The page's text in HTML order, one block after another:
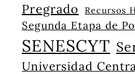
Pregrado Recursos
Segunda Etapa de
SENESCYT
Universidad